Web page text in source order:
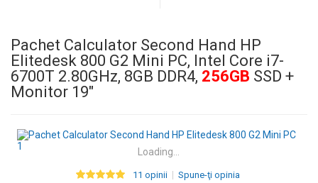
Pachet Calculator Second Hand HP
Elitedesk 800 G2 Mini PC, Intel Core i7-
6700T 2.80GHz, 8GB DDR4, 256GB SSD +
Monitor 19"
Loading...
11 opinii Spune-ţi opinia